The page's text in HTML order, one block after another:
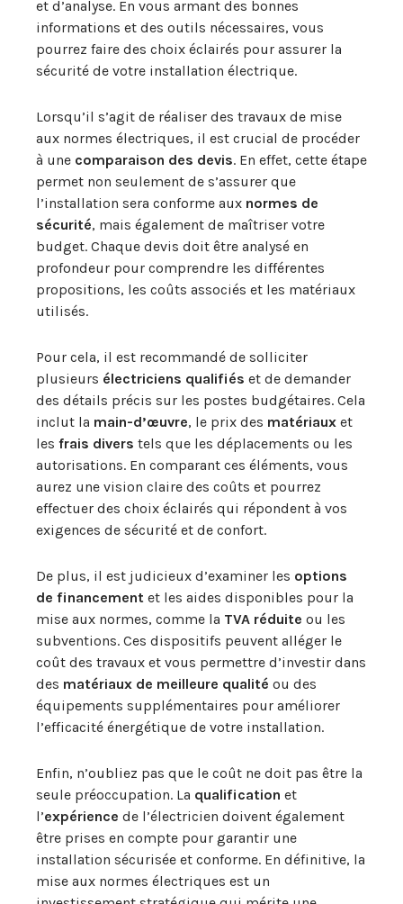
et d’analyse. En vous armant des bonnes
informations et des outils nécessaires, vous
pourrez faire des choix éclairés pour assurer la
sécurité de votre installation électrique.
Lorsqu’il s’agit de réaliser des travaux de mise
aux normes électriques, il est crucial de procéder
à une comparaison des devis. En effet, cette étape
permet non seulement de s’assurer que
l’installation sera conforme aux normes de
sécurité, mais également de maîtriser votre
budget. Chaque devis doit être analysé en
profondeur pour comprendre les différentes
propositions, les coûts associés et les matériaux
utilisés.
Pour cela, il est recommandé de solliciter
plusieurs électriciens qualifiés et de demander
des détails précis sur les postes budgétaires. Cela
inclut la main-d’œuvre, le prix des matériaux et
les frais divers tels que les déplacements ou les
autorisations. En comparant ces éléments, vous
aurez une vision claire des coûts et pourrez
effectuer des choix éclairés qui répondent à vos
exigences de sécurité et de confort.
De plus, il est judicieux d’examiner les options
de financement et les aides disponibles pour la
mise aux normes, comme la TVA réduite ou les
subventions. Ces dispositifs peuvent alléger le
coût des travaux et vous permettre d’investir dans
des matériaux de meilleure qualité ou des
équipements supplémentaires pour améliorer
l’efficacité énergétique de votre installation.
Enfin, n’oubliez pas que le coût ne doit pas être la
seule préoccupation. La qualification et
l’expérience de l’électricien doivent également
être prises en compte pour garantir une
installation sécurisée et conforme. En définitive, la
mise aux normes électriques est un